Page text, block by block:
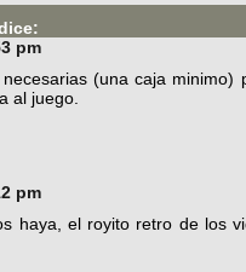
pm
(una caja
al juego.
pm
haya, el royito retro de los